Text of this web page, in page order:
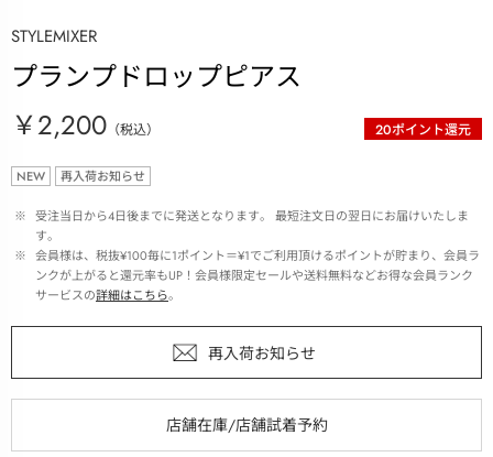
STYLEMIXER
プランプドロップピアス
￥2,200 （税込） 20ポイント還元
NEW 再入荷お知らせ
※ 受注当日から4日後までに発送となります。 最短注文日の翌日にお届けいたしま
す。
※ 会員様は、税抜¥100毎に1ポイント＝¥1でご利用頂けるポイントが貯まり、会員ラ
ンクが上がると還元率もUP！会員様限定セールや送料無料などお得な会員ランク
サービスの詳細はこちら。